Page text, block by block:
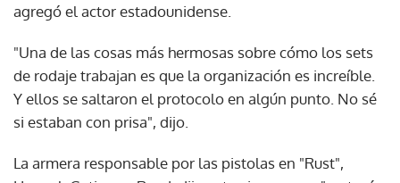
agregó el actor estadounidense.
"Una de las cosas más hermosas sobre cómo los sets
de rodaje trabajan es que la organización es increíble.
Y ellos se saltaron el protocolo en algún punto. No sé
si estaban con prisa", dijo.
La armera responsable por las pistolas en "Rust",